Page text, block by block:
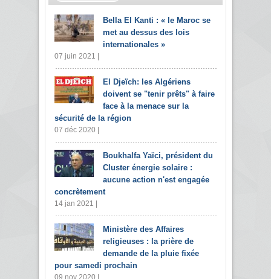
Bella El Kanti : « le Maroc se
met au dessus des lois
internationales »
07 juin 2021 |
El Djeïch: les Algériens
doivent se "tenir prêts" à faire
face à la menace sur la
sécurité de la région
07 déc 2020 |
Boukhalfa Yaïci, président du
Cluster énergie solaire :
aucune action n'est engagée
concrètement
14 jan 2021 |
Ministère des Affaires
religieuses : la prière de
demande de la pluie fixée
pour samedi prochain
09 nov 2020 |